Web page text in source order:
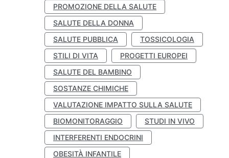
PROMOZIONE DELLA SALUTE
SALUTE DELLA DONNA
SALUTE PUBBLICA
TOSSICOLOGIA
STILI DI VITA
PROGETTI EUROPEI
SALUTE DEL BAMBINO
SOSTANZE CHIMICHE
VALUTAZIONE IMPATTO SULLA SALUTE
BIOMONITORAGGIO
STUDI IN VIVO
INTERFERENTI ENDOCRINI
OBESITÀ INFANTILE